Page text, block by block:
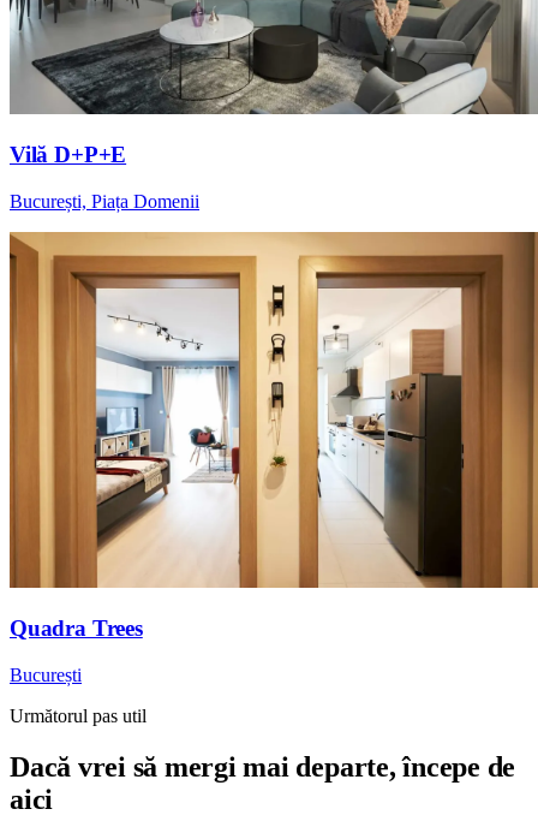
Vilă D+P+E
București, Piața Domenii
Quadra Trees
București
Următorul pas util
Dacă vrei să mergi mai departe, începe de
aici